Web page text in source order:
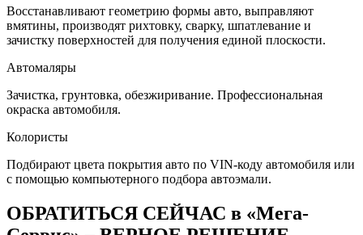
Восстанавливают геометрию формы авто, выправляют
вмятины, производят рихтовку, сварку, шпатлевание и
зачистку поверхностей для получения единой плоскости.
Автомаляры
Зачистка, грунтовка, обезжиривание. Профессиональная
окраска автомобиля.
Колористы
Подбирают цвета покрытия авто по VIN-коду автомобиля или
с помощью компьютерного подбора автоэмали.
ОБРАТИТЬСЯ СЕЙЧАС в «Мега-